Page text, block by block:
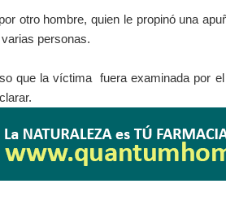
otro hombre, quien le propinó una
personas.
que la víctima fuera examinada por